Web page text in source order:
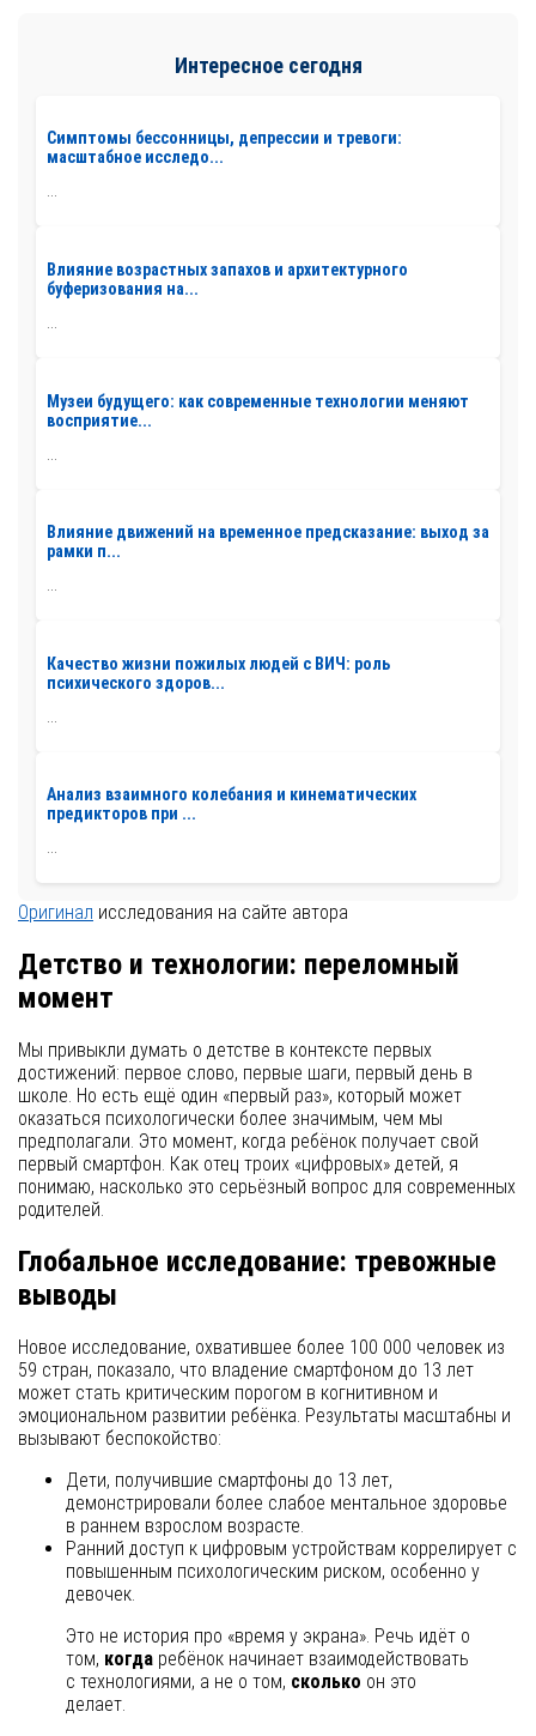
Интересное сегодня
Симптомы бессонницы, депрессии и тревоги:
масштабное исследо...
...
Влияние возрастных запахов и архитектурного
буферизования на...
...
Музеи будущего: как современные технологии меняют
восприятие...
Влияние движений на временное предсказание: выход за
рамки п...
...
Качество жизни пожилых людей с ВИЧ: роль
психического здоров...
Анализ взаимного колебания и кинематических
предикторов при ...
...
Оригинал исследования на сайте автора
Детство и технологии: переломный
момент
Мы привыкли думать о детстве в контексте первых
достижений: первое слово, первые шаги, первый день в
школе. Но есть ещё один «первый раз», который может
оказаться психологически более значимым, чем мы
предполагали. Это момент, когда ребёнок получает свой
первый смартфон. Как отец троих «цифровых» детей, я
понимаю, насколько это серьёзный вопрос для современных
родителей.
Глобальное исследование: тревожные
выводы
Новое исследование, охватившее более 100 000 человек из
59 стран, показало, что владение смартфоном до 13 лет
может стать критическим порогом в когнитивном и
эмоциональном развитии ребёнка. Результаты масштабны и
вызывают беспокойство:
Дети, получившие смартфоны до 13 лет,
демонстрировали более слабое ментальное здоровье
в раннем взрослом возрасте.
Ранний доступ к цифровым устройствам коррелирует с
повышенным психологическим риском, особенно у
девочек.
Это не история про «время у экрана». Речь идёт о
том, когда ребёнок начинает взаимодействовать
с технологиями, а не о том, сколько он это
делает.